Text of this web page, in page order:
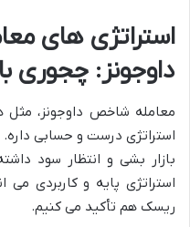
استراتژی های
داوجونز: چجوری
معامله شاخص داوجونز، مثل
استراتژی درست و حسابی
بازار بشی و انتظار سود
استراتژی پایه و کاربردی
ریسک هم تأکید می کنیم.